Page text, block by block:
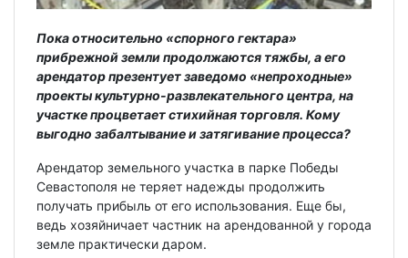
Пока относительно «спорного гектара»
прибрежной земли продолжаются тяжбы, а его
арендатор презентует заведомо «непроходные»
проекты культурно-развлекательного центра, на
участке процветает стихийная торговля. Кому
выгодно забалтывание и затягивание процесса?
Арендатор земельного участка в парке Победы
Севастополя не теряет надежды продолжить
получать прибыль от его использования. Еще бы,
ведь хозяйничает частник на арендованной у города
земле практически даром.